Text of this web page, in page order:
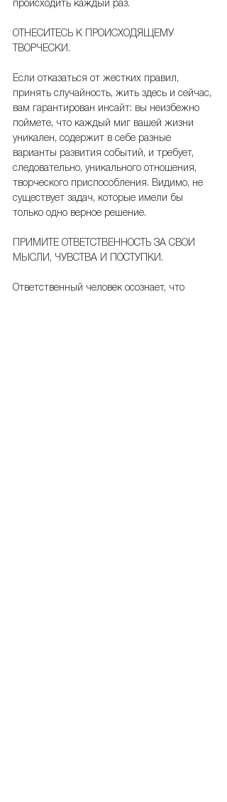
происходить каждый раз.
ОТНЕСИТЕСЬ К ПРОИСХОДЯЩЕМУ
ТВОРЧЕСКИ.
Если отказаться от жестких правил,
принять случайность, жить здесь и сейчас,
вам гарантирован инсайт: вы неизбежно
поймете, что каждый миг вашей жизни
уникален, содержит в себе разные
варианты развития событий, и требует,
следовательно, уникального отношения,
творческого приспособления. Видимо, не
существует задач, которые имели бы
только одно верное решение.
ПРИМИТЕ ОТВЕТСТВЕННОСТЬ ЗА СВОИ
МЫСЛИ, ЧУВСТВА И ПОСТУПКИ.
Ответственный человек осознает, что